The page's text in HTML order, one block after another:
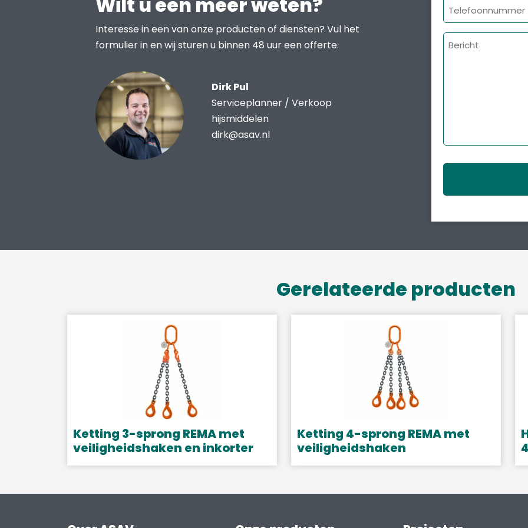
Interesse in een van onze producten of diensten? Vul het
formulier in en wij sturen u binnen 48 uur een offerte.
Dirk Pul
Serviceplanner / Verkoop
hijsmiddelen
dirk@asav.nl
Bericht
Gerelateerde producten
Ketting 3-sprong REMA met
veiligheidshaken en inkorter
Dit
Ketting 4-sprong REMA met
veiligheidshaken
Dit